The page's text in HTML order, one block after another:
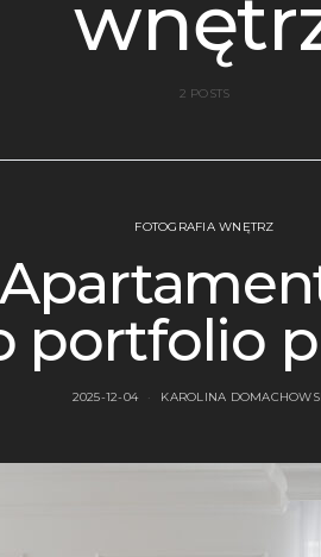
2 POSTS
FOTOGRAFIA WNĘTRZ
portfolio
2025-12-04 KAROLINA